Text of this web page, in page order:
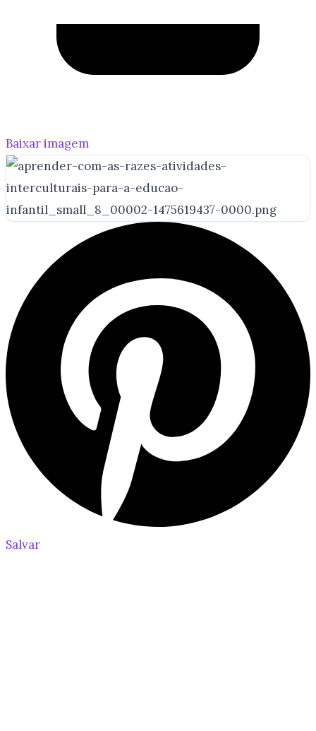
Baixar imagem
Salvar